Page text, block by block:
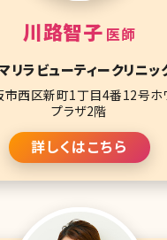
川路智子 医師
リラビューティークリニッ
西区新町1丁目4番12号ホ
プラザ2階
詳しくはこちら